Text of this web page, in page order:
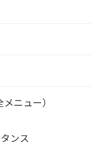
ニュー）
ンス